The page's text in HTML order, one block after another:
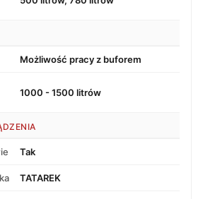
Możliwość pracy z buforem
1000 - 1500 litrów
Tak
TATAREK